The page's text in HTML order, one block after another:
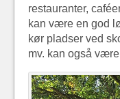
restauranter,
kan være en god
kør pladser ved
mv. kan også